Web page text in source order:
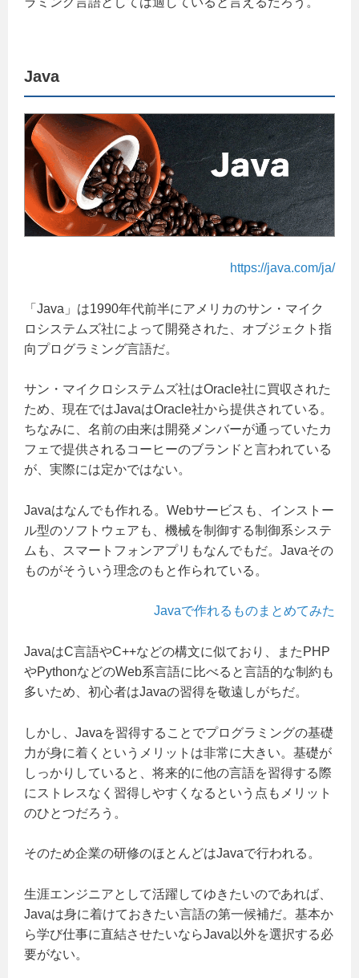
Java
https://java.com/ja/
「Java」は1990年代前半にアメリカのサン・マイク
ロシステムズ社によって開発された、オブジェクト指
向プログラミング言語だ。
サン・マイクロシステムズ社はOracle社に買収された
ため、現在ではJavaはOracle社から提供されている。
ちなみに、名前の由来は開発メンバーが通っていたカ
フェで提供されるコーヒーのブランドと言われている
が、実際には定かではない。
Javaはなんでも作れる。Webサービスも、インストー
ル型のソフトウェアも、機械を制御する制御系システ
ムも、スマートフォンアプリもなんでもだ。Javaその
ものがそういう理念のもと作られている。
Javaで作れるものまとめてみた
JavaはC言語やC++などの構文に似ており、またPHP
やPythonなどのWeb系言語に比べると言語的な制約も
多いため、初心者はJavaの習得を敬遠しがちだ。
しかし、Javaを習得することでプログラミングの基礎
力が身に着くというメリットは非常に大きい。基礎が
しっかりしていると、将来的に他の言語を習得する際
にストレスなく習得しやすくなるという点もメリット
のひとつだろう。
そのため企業の研修のほとんどはJavaで行われる。
生涯エンジニアとして活躍してゆきたいのであれば、
Javaは身に着けておきたい言語の第一候補だ。基本か
ら学び仕事に直結させたいならJava以外を選択する必
要がない。